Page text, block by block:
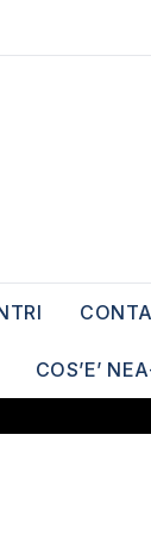
COS’E’